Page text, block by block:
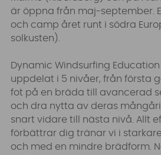
är öppna från maj-september.
och camp året runt i södra
solkusten).
Dynamic Windsurfing Education
uppdelat i 5 nivåer, från första
fot på en bräda till avancerad
och dra nytta av deras
snart vidare till nästa nivå. Allt
förbättrar dig tränar vi i
och med en mindre brädform.